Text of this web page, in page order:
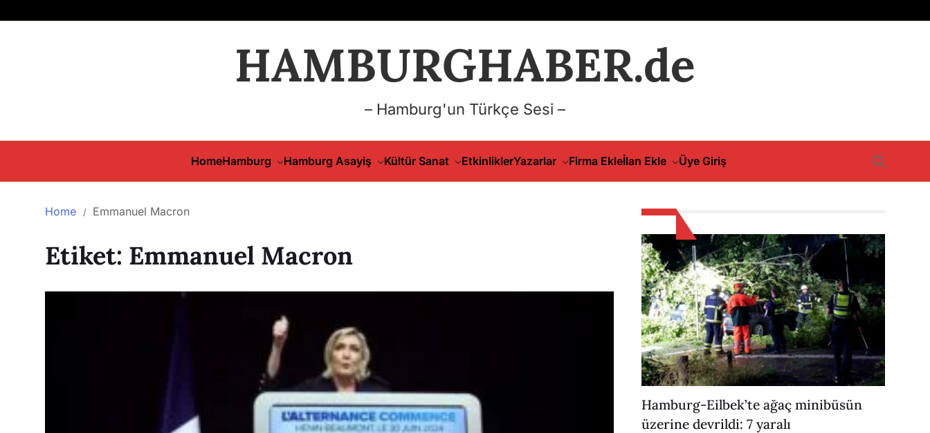
HAMBURGHABER.de
– Hamburg'un Türkçe Sesi –
HomeHamburg Hamburg Asayiş Kültür Sanat EtkinliklerYazarlar Firma Ekleİlan Ekle Üye Giriş
Home Emmanuel Macron
Etiket: Emmanuel Macron
Hamburg-Eilbek’te ağaç minibüsün
üzerine devrildi: 7 yaralı